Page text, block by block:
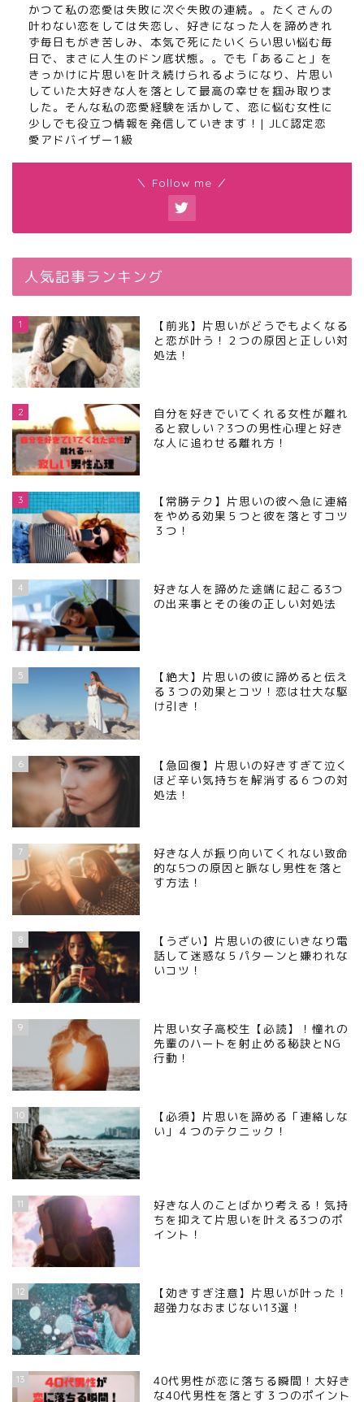
かつて私の恋愛は失敗に次ぐ失敗の連続。。たくさんの
叶わない恋をしては失恋し、好きになった人を諦めきれ
ず毎日もがき苦しみ、本気で死にたいくらい思い悩む毎
日で、まさに人生のドン底状態。。でも「あること」を
きっかけに片思いを叶え続けられるようになり、片思い
していた大好きな人を落として最高の幸せを掴み取りま
した。そんな私の恋愛経験を活かして、恋に悩む女性に
少しでも役立つ情報を発信していきます！| JLC認定恋
愛アドバイザー1級
＼ Follow me ／
人気記事ランキング
1
【前兆】片思いがどうでもよくなる
と恋が叶う！２つの原因と正しい対
処法！
2
自分を好きでいてくれる女性が離れ
ると寂しい？3つの男性心理と好き
な人に追わせる離れ方！
3
【常勝テク】片思いの彼へ急に連絡
をやめる効果５つと彼を落とすコツ
３つ！
4
好きな人を諦めた途端に起こる3つ
の出来事とその後の正しい対処法
5
【絶大】片思いの彼に諦めると伝え
る３つの効果とコツ！恋は壮大な駆
け引き！
6
【急回復】片思いの好きすぎて泣く
ほど辛い気持ちを解消する６つの対
処法！
7
好きな人が振り向いてくれない致命
的な5つの原因と脈なし男性を落と
す方法！
8
【うざい】片思いの彼にいきなり電
話して迷惑な５パターンと嫌われな
いコツ！
9
片思い女子高校生【必読】！憧れの
先輩のハートを射止める秘訣とNG
行動！
10
【必須】片思いを諦める「連絡しな
い」４つのテクニック！
11
好きな人のことばかり考える！気持
ちを抑えて片思いを叶える3つのポ
イント！
12
【効きすぎ注意】片思いが叶った！
超強力なおまじない13選！
13
40代男性が恋に落ちる瞬間！大好き
な40代男性を落とす３つのポイント